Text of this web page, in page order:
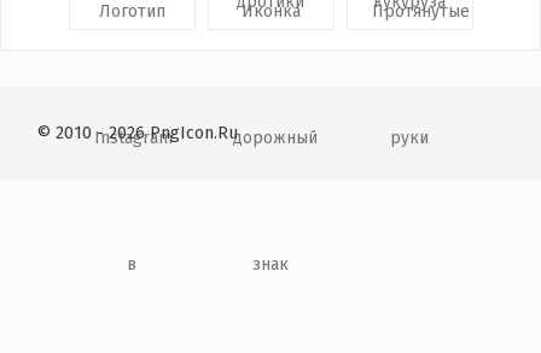
© 2010 - 2026 PngIcon.Ru